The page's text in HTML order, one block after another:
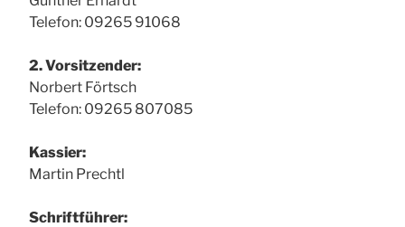
Telefon: 09265 91068
2. Vorsitzender:
Norbert Förtsch
Telefon: 09265 807085
Kassier:
Martin Prechtl
Schriftführer: